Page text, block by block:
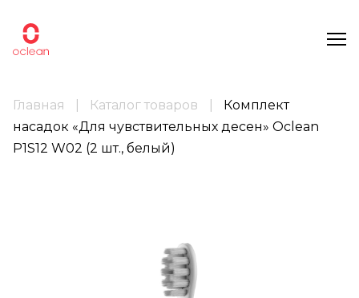
Главная Каталог товаров
Комплект
насадок «Для чувствительных десен» Oclean
P1S12 W02 (2 шт., белый)